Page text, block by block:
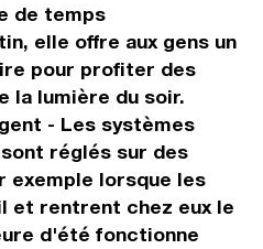
de temps
elle offre aux gens un
pour profiter des
la lumière du soir.
- Les systèmes
réglés sur des
exemple lorsque les
et rentrent chez eux le
d'été fonctionne